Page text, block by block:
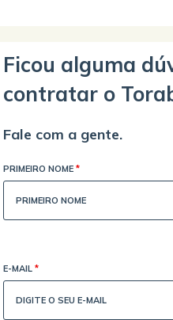
Ficou alguma
contratar o
Fale com a gente.
PRIMEIRO NOME *
E-MAIL *